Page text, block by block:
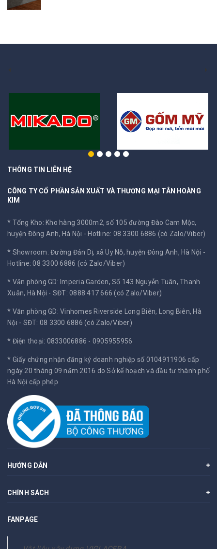
THÔNG TIN LIÊN HỆ
CÔNG TY CỔ PHẦN SẢN XUẤT VÀ THƯƠNG MẠI TÂN HOÀNG
KIM
* Tổng Kho: Kho hàng 3000m2, số 105 đường Đào Cam Mộc,
huyện Đông Anh, Hà Nội -Hotline: 08 3300 6886 (có Zalo/Viber)
* Showroom: Đường Đản Dị, xã Uy Nỗ, huyện Đông Anh, Hà Nội -
Hotline: 08 3300 6886 (có Zalo/Viber)
* Văn phòng GD: Imperia Garden, Số 143 Nguyễn Tuân, Thanh
Xuân, Hà Nội - SĐT: 0888 417 666 (có Zalo/Viber)
* Văn phòng GD: Vinhomes Riverside Long Biên, Long Biên, Hà
Nội - SĐT: 08 3300 6886 (có Zalo/Viber)
* Điện thoại: 0833006886 - 0905955956
* Giấy chứng nhận đăng ký doanh nghiệp số 0104911906 cấp
ngày 20 tháng 09 năm 2016 do Sở kế hoạch và đầu tư thành phố
Hà Nội cấp phép
HƯỚNG DẪN
CHÍNH SÁCH
FANPAGE